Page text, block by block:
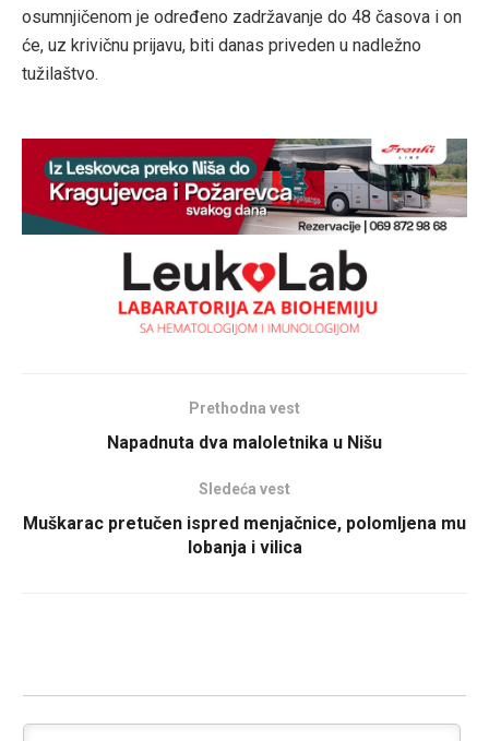
osumnjičenom je određeno zadržavanje do 48 časova i on
će, uz krivičnu prijavu, biti danas priveden u nadležno
tužilaštvo.
Prethodna vest
Napadnuta dva maloletnika u Nišu
Sledeća vest
Muškarac pretučen ispred menjačnice, polomljena mu
lobanja i vilica